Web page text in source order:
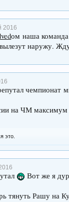
2016
ом наша
наружу.
чемпионат
на ЧМ максимум
это.
Вот же я
тянуть Рашу на